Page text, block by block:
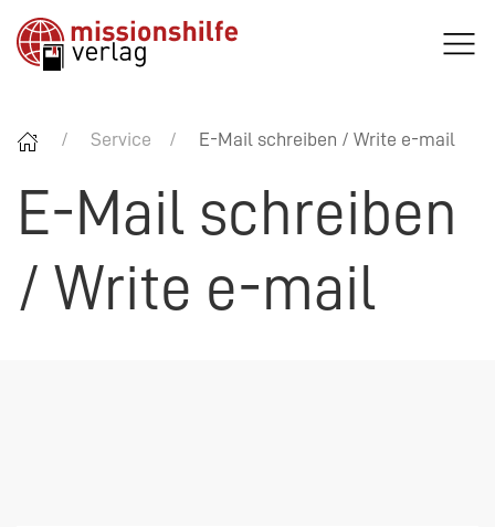
Service E-Mail schreiben / Write e-mail
E-Mail schreiben
/ Write e-mail